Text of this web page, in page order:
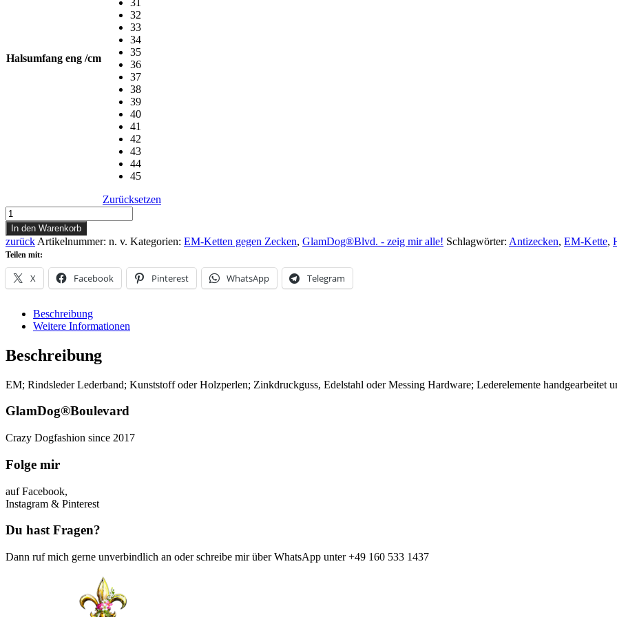
Halsumfang eng /cm
31
32
33
34
35
36
37
38
39
40
41
42
43
44
45
Zurücksetzen
Design
EM-
Kette
Plumeria
Menge
In den Warenkorb
zurück Artikelnummer: n. v. Kategorien: EM-Ketten gegen Zecken, GlamDog®Blvd. - zeig mir alle! Schlagwörter: Antizecken, EM-Kette,
Teilen mit:
X Facebook Pinterest WhatsApp Telegram
Beschreibung
Weitere Informationen
Beschreibung
EM; Rindsleder Lederband; Kunststoff oder Holzperlen; Zinkdruckguss, Edelstahl oder Messing Hardware; Lederelemente handgearbeitet
GlamDog®Boulevard
Crazy Dogfashion since 2017
Folge mir
auf Facebook,
Instagram & Pinterest
Du hast Fragen?
Dann ruf mich gerne unverbindlich an oder schreibe mir über WhatsApp unter +49 160 533 1437